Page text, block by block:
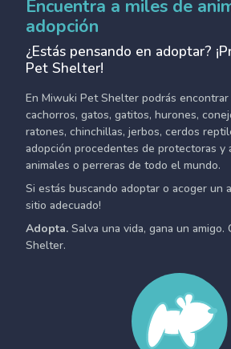
Encuentra a miles de
adopción
¿Estás pensando en adoptar?
Pet Shelter!
En Miwuki Pet Shelter podrás
cachorros, gatos, gatitos, hurones,
ratones, chinchillas, jerbos, cerdos
adopción procedentes de protectoras y
animales o perreras de todo el mundo.
Si estás buscando adoptar o acoger un
sitio adecuado!
Adopta. Salva una vida, gana un
Shelter.